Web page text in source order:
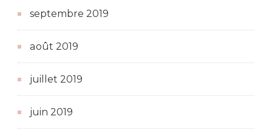
septembre 2019
août 2019
juillet 2019
juin 2019